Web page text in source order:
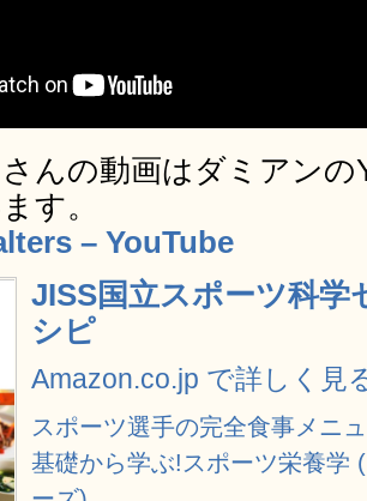
んの動画はダミアンの
す。
– YouTube
JISS国立スポーツ科
シピ
Amazon.co.jp で詳しく見
スポーツ選手の完全食事メニ
基礎から学ぶ!スポーツ栄養学